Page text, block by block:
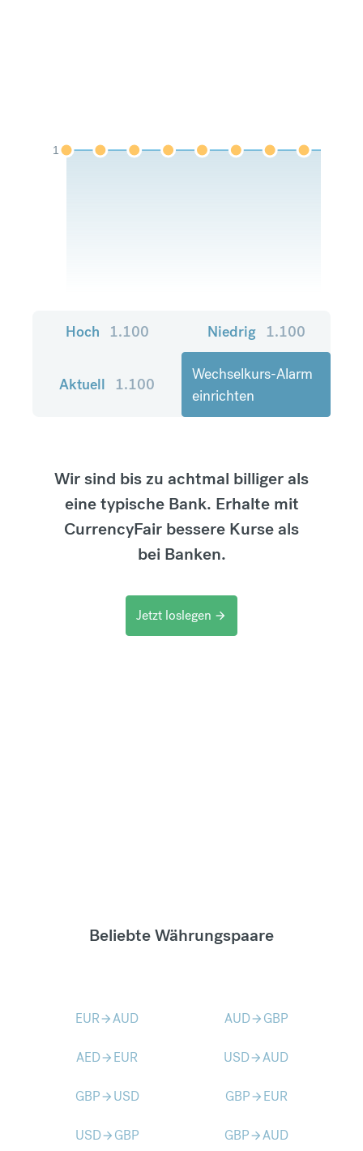
1
Hoch 1.100 Niedrig 1.100
Aktuell 1.100
Wechselkurs-Alarm
einrichten
Wir sind bis zu achtmal billiger als
eine typische Bank. Erhalte mit
CurrencyFair bessere Kurse als
bei Banken.
Jetzt loslegen arrow_forward
Beliebte Währungspaare
EURarrow_forwardAUD AUDarrow_forward GBP
AEDarrow_forward EUR USDarrow_forwardAUD
GBParrow_forward USD GBParrow_forward EUR
USDarrow_forward GBP GBParrow_forwardAUD